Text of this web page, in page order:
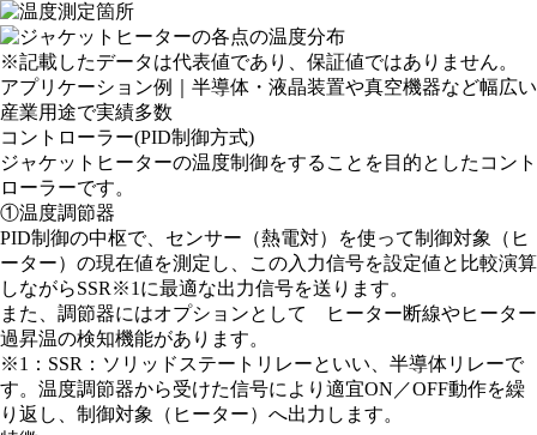
※記載したデータは代表値であり、保証値ではありません。
アプリケーション例｜半導体・液晶装置や真空機器など幅広い
産業用途で実績多数
コントローラー(PID制御方式)
ジャケットヒーターの温度制御をすることを目的としたコント
ローラーです。
①温度調節器
PID制御の中枢で、センサー（熱電対）を使って制御対象（ヒ
ーター）の現在値を測定し、この入力信号を設定値と比較演算
しながらSSR※1に最適な出力信号を送ります。
また、調節器にはオプションとして ヒーター断線やヒーター
過昇温の検知機能があります。
※1：SSR：ソリッドステートリレーといい、半導体リレーで
す。温度調節器から受けた信号により適宜ON／OFF動作を繰
り返し、制御対象（ヒーター）へ出力します。